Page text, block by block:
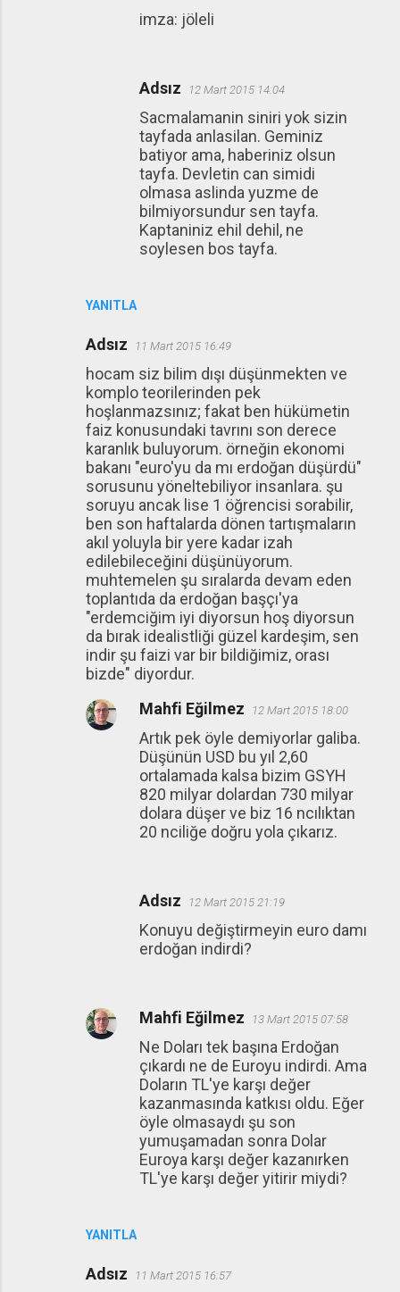
YANITLA
imza: jöleli
Adsız 12 Mart 2015 14:04
Sacmalamanin siniri yok sizin
tayfada anlasilan. Geminiz
batiyor ama, haberiniz olsun
tayfa. Devletin can simidi
olmasa aslinda yuzme de
bilmiyorsundur sen tayfa.
Kaptaniniz ehil dehil, ne
soylesen bos tayfa.
Adsız 11 Mart 2015 16:49
hocam siz bilim dışı düşünmekten ve
komplo teorilerinden pek
hoşlanmazsınız; fakat ben hükümetin
faiz konusundaki tavrını son derece
karanlık buluyorum. örneğin ekonomi
bakanı "euro'yu da mı erdoğan düşürdü"
sorusunu yöneltebiliyor insanlara. şu
soruyu ancak lise 1 öğrencisi sorabilir,
ben son haftalarda dönen tartışmaların
akıl yoluyla bir yere kadar izah
edilebileceğini düşünüyorum.
muhtemelen şu sıralarda devam eden
toplantıda da erdoğan başçı'ya
"erdemciğim iyi diyorsun hoş diyorsun
da bırak idealistliği güzel kardeşim, sen
indir şu faizi var bir bildiğimiz, orası
bizde" diyordur.
YANITLA
Mahfi Eğilmez 12 Mart 2015 18:00
Artık pek öyle demiyorlar galiba.
Düşünün USD bu yıl 2,60
ortalamada kalsa bizim GSYH
820 milyar dolardan 730 milyar
dolara düşer ve biz 16 ncılıktan
20 nciliğe doğru yola çıkarız.
Adsız 12 Mart 2015 21:19
Konuyu değiştirmeyin euro damı
erdoğan indirdi?
Mahfi Eğilmez 13 Mart 2015 07:58
Ne Doları tek başına Erdoğan
çıkardı ne de Euroyu indirdi. Ama
Doların TL'ye karşı değer
kazanmasında katkısı oldu. Eğer
öyle olmasaydı şu son
yumuşamadan sonra Dolar
Euroya karşı değer kazanırken
TL'ye karşı değer yitirir miydi?
Adsız 11 Mart 2015 16:57